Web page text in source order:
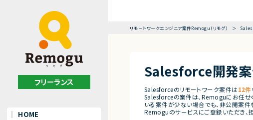
フリーランス
HOME
リモートワークエンジニア案件Remogu（リモグ）
Salesforce開発
Salesforceのリモートワーク案件は12件
Salesforceの案件は、Remoguにお任せ
いる案件が少ない場合でも、非公開案
Remoguのサービスにご登録いただき、